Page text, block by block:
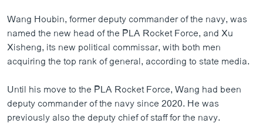
Wang Houbin, former deputy commander of the navy, was
named the new head of the PLA Rocket Force, and Xu
Xisheng, its new political commissar, with both men
acquiring the top rank of general, according to state media.
Until his move to the PLA Rocket Force, Wang had been
deputy commander of the navy since 2020. He was
previously also the deputy chief of staff for the navy.